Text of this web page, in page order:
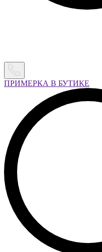
ПРИМЕРКА В БУТИКЕ